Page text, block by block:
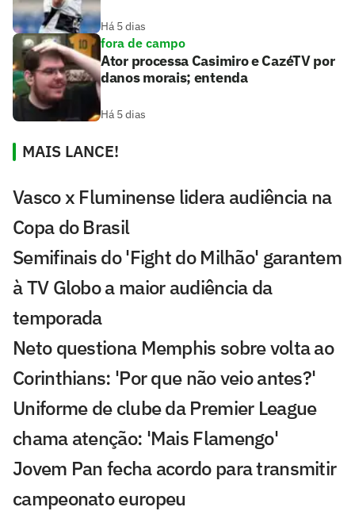
Há 5 dias
fora de campo
Ator processa Casimiro e CazéTV por
danos morais; entenda
Há 5 dias
MAIS LANCE!
Vasco x Fluminense lidera audiência na
Copa do Brasil
Semifinais do 'Fight do Milhão' garantem
à TV Globo a maior audiência da
temporada
Neto questiona Memphis sobre volta ao
Corinthians: 'Por que não veio antes?'
Uniforme de clube da Premier League
chama atenção: 'Mais Flamengo'
Jovem Pan fecha acordo para transmitir
campeonato europeu